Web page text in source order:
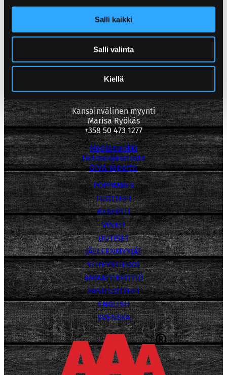
Salli kaikki
Salli valinta
Kiellä
Poppamies Oy
36220 Kangasala
asiakaspalvelu(at)poppamies.fi
+358 40 017 1075
Asiakaspalvelu vastaa arkisin klo 9-15.
Kansainvälinen myynti
Marisa Ryökäs
+358 50 473 1277
Mediapankki
tietosuojaseloste
OIVA-raportti
POPPAMIES
TUOTTEET
RESEPTIT
VINKIT
UUTISET
JÄLLEENMYYJÄT
YHTEYSTIEDOT
AMMATTIKEITTIÖ
FANITUOTTEET
ENGLISH
SVENSKA